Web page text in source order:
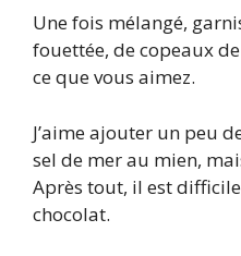
Une fois mélangé,
fouettée, de copeaux
ce que vous aimez.
J’aime ajouter un peu
sel de mer au mien,
Après tout, il est
chocolat.